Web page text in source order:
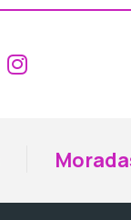
Aceder ao
Aceder